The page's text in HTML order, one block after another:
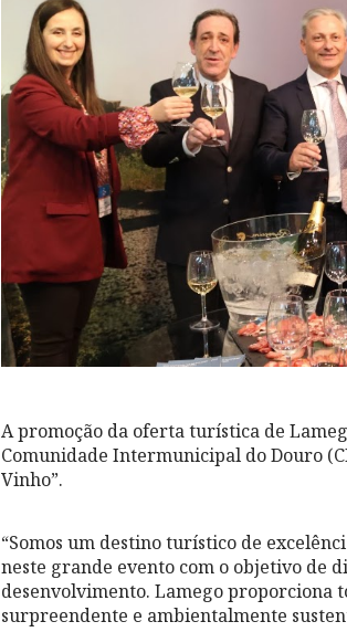
A promoção da oferta turística de
Comunidade Intermunicipal do Douro
Vinho”.
“Somos um destino turístico de
neste grande evento com o objetivo de
desenvolvimento. Lamego proporciona
surpreendente e ambientalmente